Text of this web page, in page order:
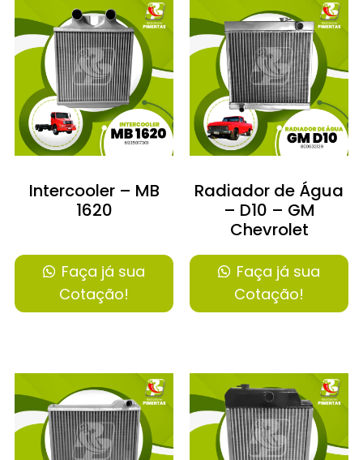
Intercooler – MB
1620
Faça já sua
Cotação!
Radiador de Água
– D10 – GM
Chevrolet
Faça já sua
Cotação!